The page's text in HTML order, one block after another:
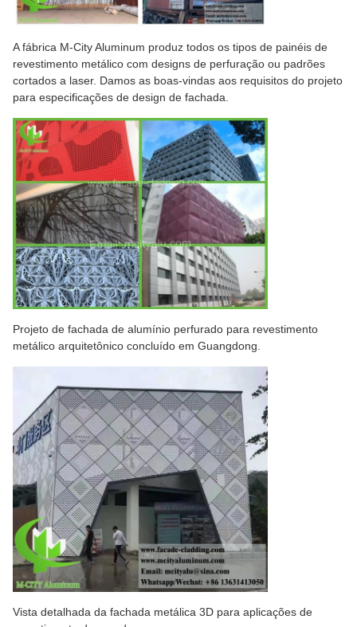
A fábrica M-City Aluminum produz todos os tipos de painéis de
revestimento metálico com designs de perfuração ou padrões
cortados a laser. Damos as boas-vindas aos requisitos do projeto
para especificações de design de fachada.
Projeto de fachada de alumínio perfurado para revestimento
metálico arquitetônico concluído em Guangdong.
Vista detalhada da fachada metálica 3D para aplicações de